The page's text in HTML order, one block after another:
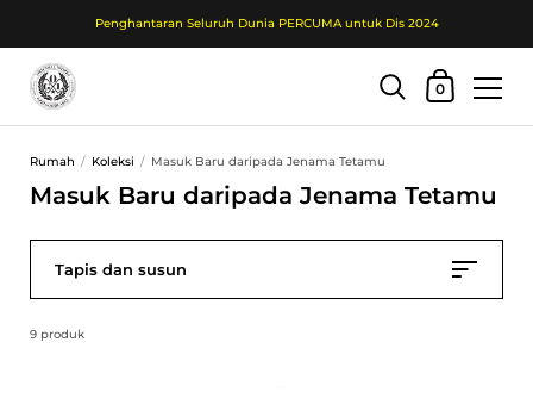
Penghantaran Seluruh Dunia PERCUMA untuk Dis 2024
Troli Beli Belah
0
Rumah / Koleksi / Masuk Baru daripada Jenama Tetamu
Masuk Baru daripada Jenama Tetamu
Tapis dan susun
9 produk